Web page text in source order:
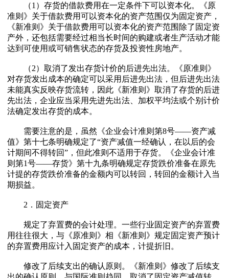
（1）存货的借款费用在一定条件下可以资本化。《原
准则》关于借款费用可以资本化的资产范围仅为固定资产，
《新准则》关于借款费用可以资本化的资产范围除了固定资
产外，还包括需要经过相当长时间的购建或者生产活动才能
达到可使用或可销售状态的存货及投资性房地产。
（2）取消了发出存货计价的后进先出法。《原准则》
对存货发出成本的确定可以采用后进先出法，但后进先出法
未能真实反映存货流转，因此《新准则》取消了存货的后进
先出法，企业应当采用先进先出法、加权平均法或个别计价
法确定发出存货的成本。
需要注意的是，虽然《企业会计准则第8号——资产减
值》第十七条明确规定了“资产减值一经确认，在以后的会
计期间不得转回”，但此准则不适用于存货。《企业会计准
则第1号——存货》第十九条明确规定存货跌价准备在原先
计提的存货跌价准备的金额内可以转回，转回的金额计入当
期损益。
2．固定资产
规定了弃置费的会计处理。一些行业固定资产的弃置费
用往往很大，与《原准则》相《新准则》规定固定资产预计
的弃置费用应计入固定资产的成本，计提折旧。
修改了后续支出的确认原则。《新准则》修改了后续支